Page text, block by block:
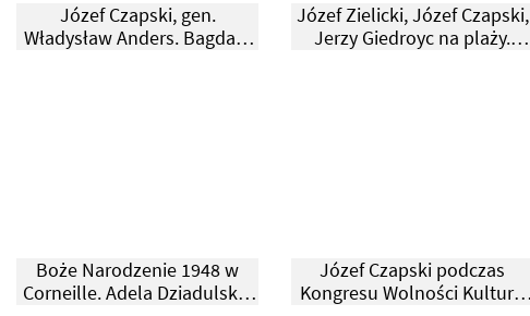
Józef Czapski, gen.
Władysław Anders. Bagdad,
Józef Zielicki, Józef Czapski,
Jerzy Giedroyc na plaży.
Boże Narodzenie 1948 w
Corneille. Adela Dziadulska,
Józef Czapski podczas
Kongresu Wolności Kultury.